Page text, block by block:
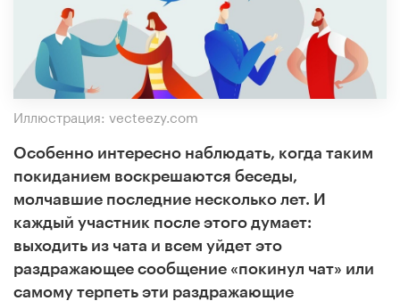
Иллюстрация: vecteezy.com
Особенно интересно наблюдать, когда таким
покиданием воскрешаются беседы,
молчавшие последние несколько лет. И
каждый участник после этого думает:
выходить из чата и всем уйдет это
раздражающее сообщение «покинул чат» или
самому терпеть эти раздражающие